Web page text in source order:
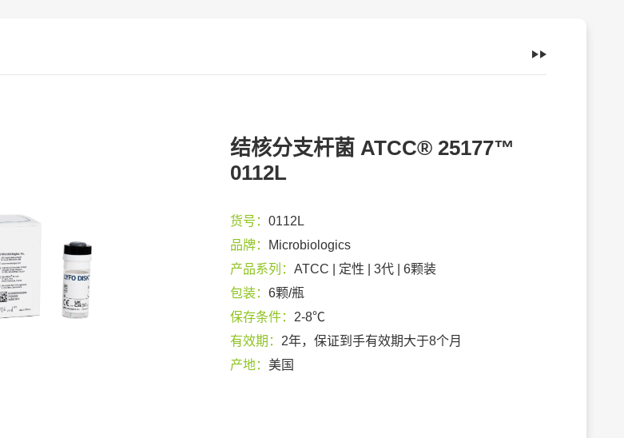
结核分支杆菌 ATCC® 25177™
0112L
货号： 0112L
品牌：
Microbiologics
产品系列： ATCC | 定性 | 3代 | 6颗装
包装： 6颗/瓶
保存条件： 2-8℃
有效期： 2年，保证到手有效期大于8个月
产地： 美国